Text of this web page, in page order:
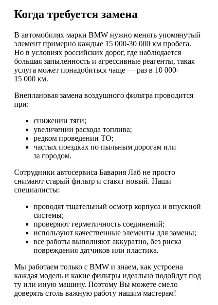
Когда требуется замена
В автомобилях марки BMW нужно менять упомянутый
элемент примерно каждые 15 000-30 000 км пробега.
Но в условиях российских дорог, где наблюдается
большая запыленность и агрессивные реагенты, такая
услуга может понадобиться чаще — раз в 10 000-
15 000 км.
Внеплановая замена воздушного фильтра проводится
при:
снижении тяги;
увеличении расхода топлива;
редком проведении ТО;
частых поездках по пыльным дорогам или
за городом.
Сотрудники автосервиса Бавария Лаб не просто
снимают старый фильтр и ставят новый. Наши
специалисты:
проводят тщательный осмотр корпуса и впускной
системы;
проверяют герметичность соединений;
используют качественные элементы для замены;
все работы выполняют аккуратно, без риска
повреждения датчиков или пластика.
Мы работаем только с BMW и знаем, как устроена
каждая модель и какие фильтры идеально подойдут под
ту или иную машину. Поэтому Вы можете смело
доверять столь важную работу нашим мастерам!